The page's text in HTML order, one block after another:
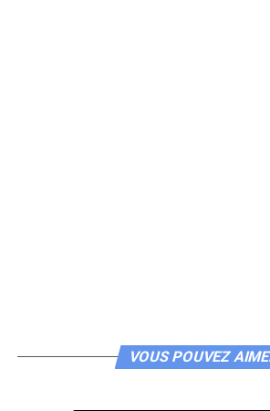
VOUS POUVEZ